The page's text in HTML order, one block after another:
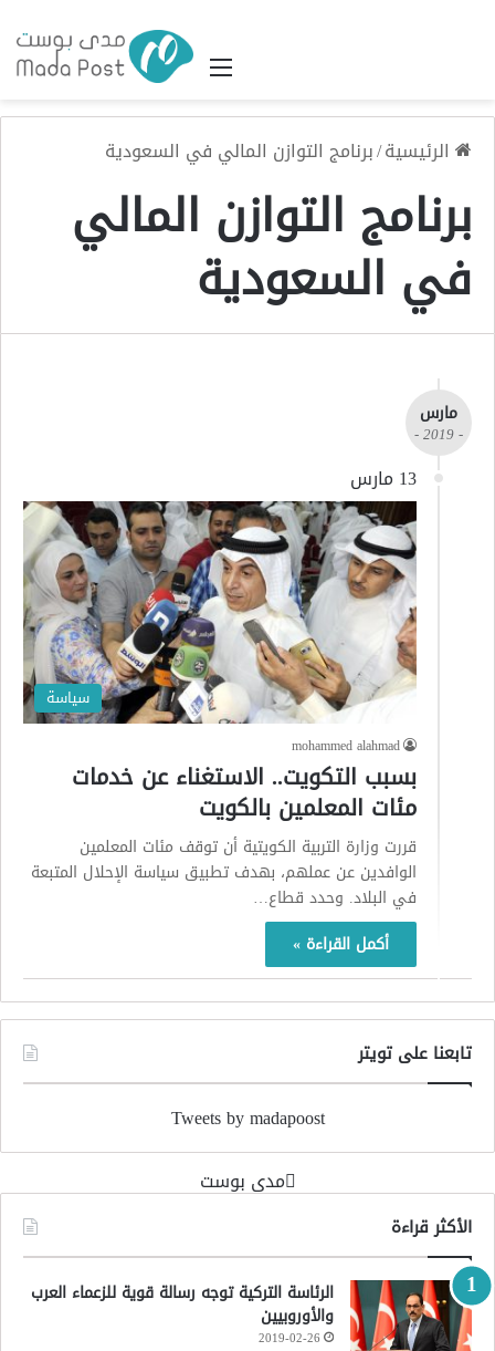
القائمة
الرئيسية/برنامج التوازن المالي في السعودية
برنامج التوازن المالي
في السعودية
مارس
- 2019 -
13 مارس
سياسة
mohammed alahmad
بسبب التكويت.. الاستغناء عن خدمات
مئات المعلمين بالكويت
قررت وزارة التربية الكويتية أن توقف مئات المعلمين
الوافدين عن عملهم، بهدف تطبيق سياسة الإحلال المتبعة
في البلاد. وحدد قطاع…
أكمل القراءة »
تابعنا على تويتر
Tweets by madapoost
‏مدى بوست‏
الأكثر قراءة
الرئاسة التركية توجه رسالة قوية للزعماء العرب
والأوروبيين
2019-02-26